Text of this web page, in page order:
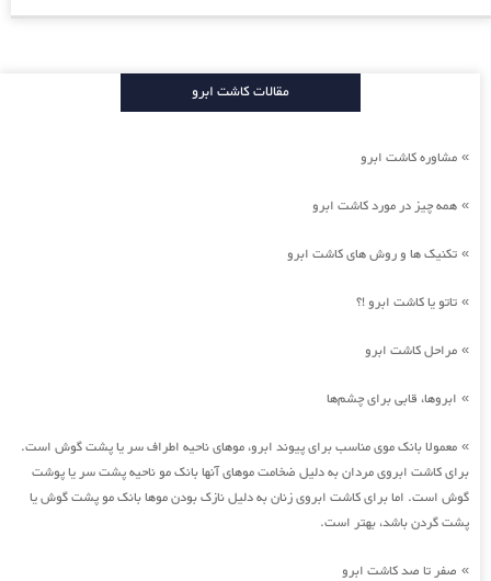
مقالات کاشت ابرو
» مشاوره کاشت ابرو
» همه چیز در مورد کاشت ابرو
» تکنیک ها و روش های کاشت ابرو
» تاتو یا کاشت ابرو !؟
» مراحل کاشت ابرو
» ابروها، قابی برای چشم‌ها
» معمولا بانک موی مناسب برای پیوند ابرو، موهای ناحیه اطراف سر یا پشت گوش است.
برای کاشت ابروی مردان به دلیل ضخامت موهای آنها بانک مو ناحیه پشت سر یا پوشت
گوش است. اما برای کاشت ابروی زنان به دلیل نازک بودن موها بانک مو پشت گوش یا
پشت گردن باشد، بهتر است.
» صفر تا صد کاشت ابرو